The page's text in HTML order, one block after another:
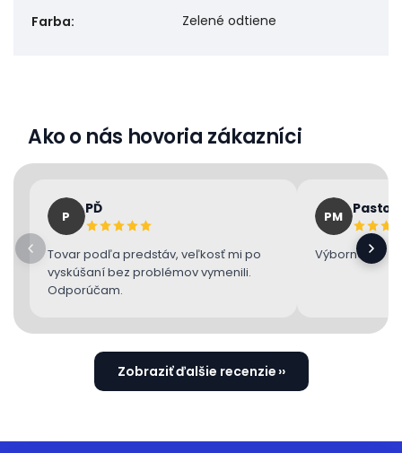
Farba: Zelené odtiene
Ako o nás hovoria zákazníci
P PĎ
Tovar podľa predstáv, veľkosť mi po
vyskúšaní bez problémov vymenili.
Odporúčam.
PM
Výborne 👌
Zobraziť ďalšie recenzie